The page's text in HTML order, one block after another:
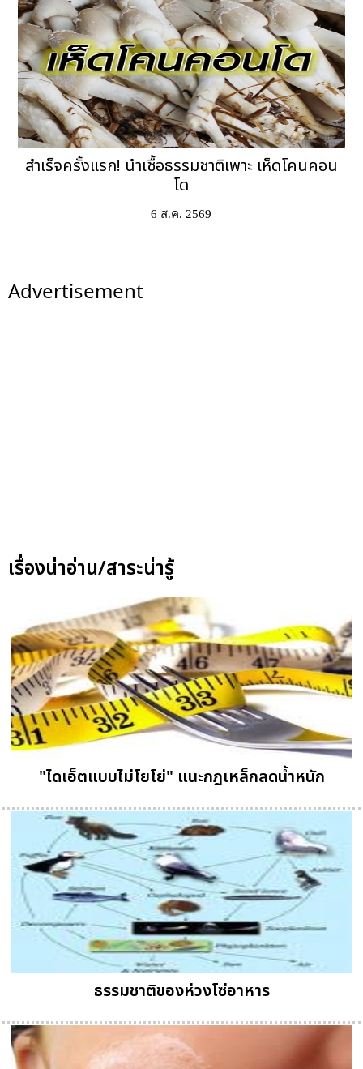
สำเร็จครั้งแรก! นำเชื้อธรรมชาติเพาะ เห็ดโคนคอน
โด
6 ส.ค. 2569
Advertisement
เรื่องน่าอ่าน/สาระน่ารู้
"ไดเอ็ตแบบไม่โยโย่" แนะกฎเหล็กลดน้ำหนัก
ธรรมชาติของห่วงโซ่อาหาร